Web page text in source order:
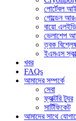
পোর্টেবল
গোল্ডেন
বায়ো
ভেলাশেপ
ত্বক
ইএমএস
খবর
FAQs
আমাদের সম্পর্কে
সেবা
ফ্যাক্টরি ট্যুর
সার্টিফিকেট
আমাদের সাথে